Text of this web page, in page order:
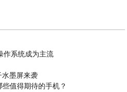
作系统成为主流
水墨屏来袭
值得期待的手机？